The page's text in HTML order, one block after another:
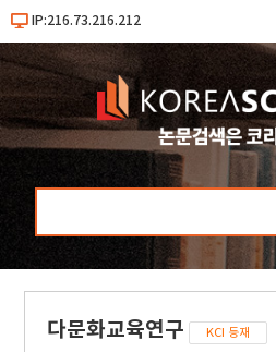
IP:216.73.216.212
다문화교육연구 KCI 등재